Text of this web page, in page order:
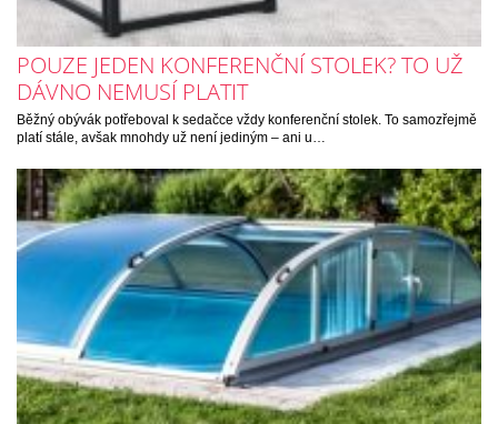
POUZE JEDEN KONFERENČNÍ STOLEK? TO UŽ
DÁVNO NEMUSÍ PLATIT
Běžný obývák potřeboval k sedačce vždy konferenční stolek. To samozřejmě
platí stále, avšak mnohdy už není jediným – ani u…